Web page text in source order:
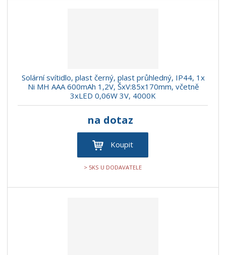
Solární svítidlo, plast černý, plast průhledný, IP44, 1x
Ni MH AAA 600mAh 1,2V, ŠxV:85x170mm, včetně
3xLED 0,06W 3V, 4000K
na dotaz
Koupit
> 5KS U DODAVATELE